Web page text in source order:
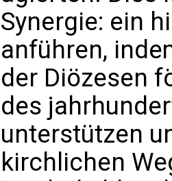
Synergie: ein
anführen,
der Diözesen
des
unterstützen
kirchlichen